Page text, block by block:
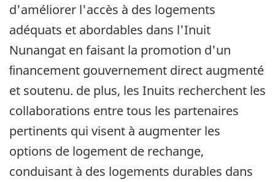
d'améliorer l'accès à des logements
adéquats et abordables dans l'Inuit
Nunangat en faisant la promotion d'un
ﬁnancement gouvernement direct augmenté
et soutenu. de plus, les Inuits recherchent les
collaborations entre tous les partenaires
pertinents qui visent à augmenter les
options de logement de rechange,
conduisant à des logements durables dans